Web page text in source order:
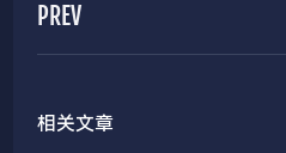
PREV
相关文章